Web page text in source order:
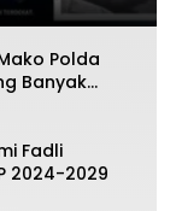
Polda
Banyak
Fadli
2024-2029